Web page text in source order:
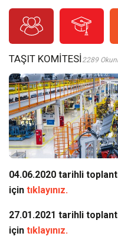
TAŞIT KOMITESI2289
04.06.2020 tarihli
için tıklayınız.
27.01.2021 tarihli
için tıklayınız.